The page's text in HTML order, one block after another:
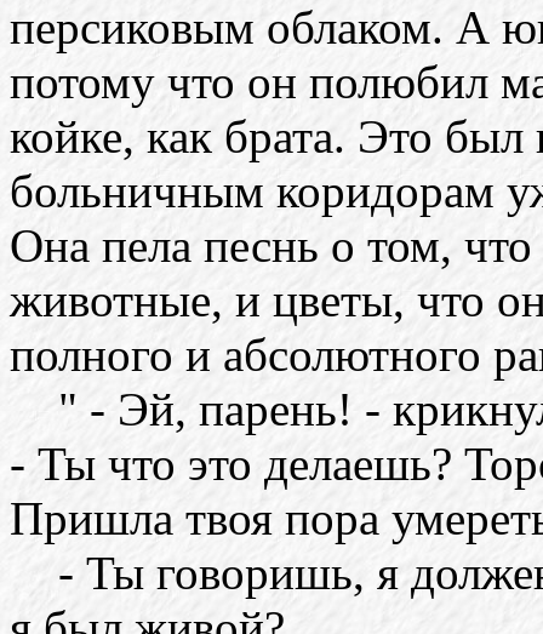
персиковым облаком. А
потому что он полюбил
койке, как брата. Это
больничным коридорам
Она пела песнь о том,
животные, и цветы, что
полного и абсолютного
" - Эй, парень! -
- Ты что это делаешь?
Пришла твоя пора
- Ты говоришь, я